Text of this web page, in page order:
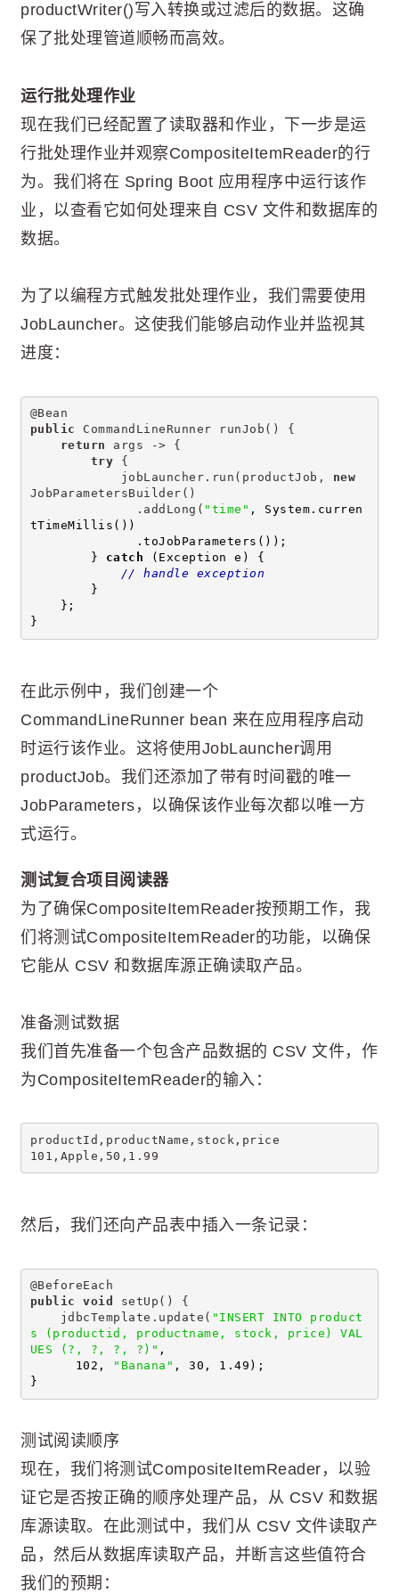
productWriter()写入转换或过滤后的数据。这确
保了批处理管道顺畅而高效。
运行批处理作业
现在我们已经配置了读取器和作业，下一步是运
行批处理作业并观察CompositeItemReader的行
为。我们将在 Spring Boot 应用程序中运行该作
业，以查看它如何处理来自 CSV 文件和数据库的
数据。
为了以编程方式触发批处理作业，我们需要使用
JobLauncher。这使我们能够启动作业并监视其
进度：
@Bean
public CommandLineRunner runJob() {
return args -> {
try {
jobLauncher.run(productJob, new
JobParametersBuilder()
.addLong( "time" , System.curren
tTimeMillis())
.toJobParameters());
} catch (Exception e) {
// handle exception
}
};
}
在此示例中，我们创建一个
CommandLineRunner bean 来在应用程序启动
时运行该作业。这将使用JobLauncher调用
productJob。我们还添加了带有时间戳的唯一
JobParameters，以确保该作业每次都以唯一方
式运行。
测试复合项目阅读器
为了确保CompositeItemReader按预期工作，我
们将测试CompositeItemReader的功能，以确保
它能从 CSV 和数据库源正确读取产品。
准备测试数据
我们首先准备一个包含产品数据的 CSV 文件，作
为CompositeItemReader的输入：
productId,productName,stock,price
101,Apple,50,1.99
然后，我们还向产品表中插入一条记录：
@BeforeEach
public
void
setUp() {
jdbcTemplate.update( "INSERT INTO product
s (productid, productname, stock, price) VAL
UES (?, ?, ?, ?)" ,
102,
"Banana" , 30, 1.49);
}
测试阅读顺序
现在，我们将测试CompositeItemReader，以验
证它是否按正确的顺序处理产品，从 CSV 和数据
库源读取。在此测试中，我们从 CSV 文件读取产
品，然后从数据库读取产品，并断言这些值符合
我们的预期：